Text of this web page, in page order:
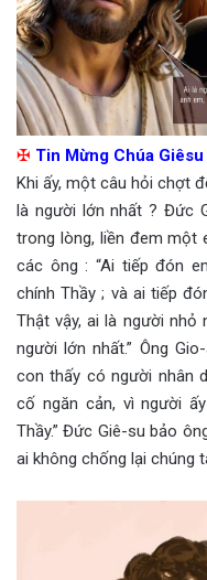
✠ Tin Mừng Chúa
Khi ấy, một câu hỏi chợt
là người lớn nhất ? Đức
trong lòng, liền đem một
các ông : “Ai tiếp đón
chính Thầy ; và ai tiếp
Thật vậy, ai là người
người lớn nhất.” Ông
con thấy có người nhân
cố ngăn cản, vì người
Thầy.” Đức Giê-su bảo
ai không chống lại chúng